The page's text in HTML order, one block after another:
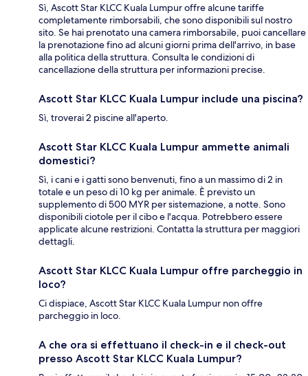
Sì, Ascott Star KLCC Kuala Lumpur offre alcune tariffe
completamente rimborsabili, che sono disponibili sul nostro
sito. Se hai prenotato una camera rimborsabile, puoi cancellare
la prenotazione fino ad alcuni giorni prima dell'arrivo, in base
alla politica della struttura. Consulta le condizioni di
cancellazione della struttura per informazioni precise.
Ascott Star KLCC Kuala Lumpur include una piscina?
Sì, troverai 2 piscine all'aperto.
Ascott Star KLCC Kuala Lumpur ammette animali
domestici?
Sì, i cani e i gatti sono benvenuti, fino a un massimo di 2 in
totale e un peso di 10 kg per animale. È previsto un
supplemento di 500 MYR per sistemazione, a notte. Sono
disponibili ciotole per il cibo e l'acqua. Potrebbero essere
applicate alcune restrizioni. Contatta la struttura per maggiori
dettagli.
Ascott Star KLCC Kuala Lumpur offre parcheggio in
loco?
Ci dispiace, Ascott Star KLCC Kuala Lumpur non offre
parcheggio in loco.
A che ora si effettuano il check-in e il check-out
presso Ascott Star KLCC Kuala Lumpur?